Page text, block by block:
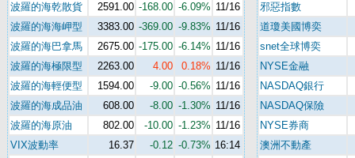
波羅的海乾散貨
2591.00 -168.00 -6.09% 11/16
波羅的海海岬型
3383.00 -369.00 -9.83% 11/16
波羅的海巴拿馬
2675.00 -175.00 -6.14% 11/16
波羅的海極限型
2263.00 4.00 0.18% 11/16
波羅的海輕便型
1594.00 -9.00 -0.56% 11/16
波羅的海成品油
608.00 -8.00 -1.30% 11/16
波羅的海原油
802.00 -10.00 -1.23% 11/16
VIX波動率
16.37 -0.12 -0.73% 16:14
邪惡指數
道瓊美國博奕
snet全球博奕
NYSE金融
NASDAQ銀行
NASDAQ保險
NYSE券商
澳洲不動產